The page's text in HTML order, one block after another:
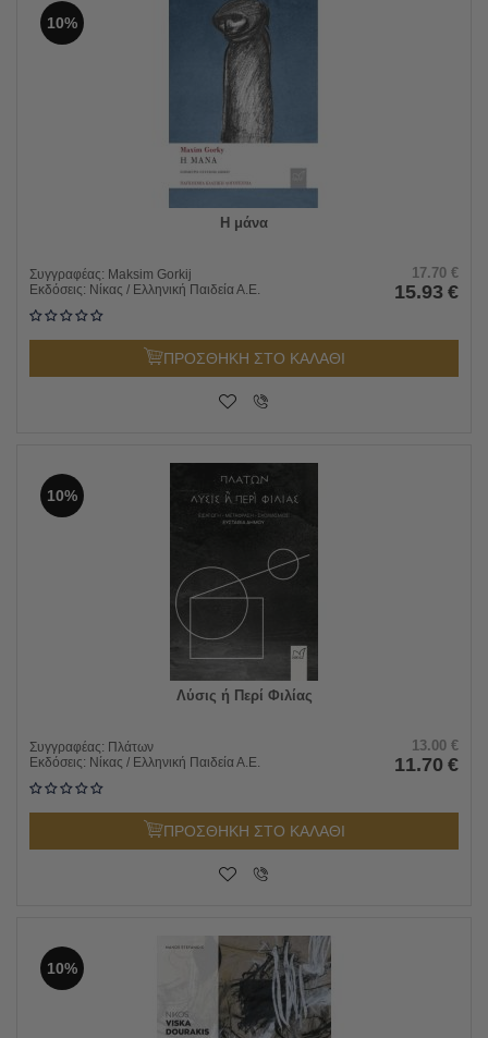
10%
Η μάνα
Συγγραφέας: Maksim Gorkij
Εκδόσεις: Νίκας / Ελληνική Παιδεία Α.Ε.
17.70 €
15.93 €
ΠΡΟΣΘΗΚΗ ΣΤΟ ΚΑΛΑΘΙ
10%
Λύσις ή Περί Φιλίας
Συγγραφέας: Πλάτων
Εκδόσεις: Νίκας / Ελληνική Παιδεία Α.Ε.
13.00 €
11.70 €
ΠΡΟΣΘΗΚΗ ΣΤΟ ΚΑΛΑΘΙ
10%